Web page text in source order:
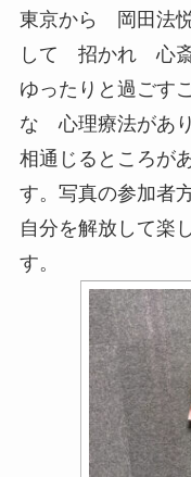
東京から 岡田法
して 招かれ 心斎
ゆったりと過ごす
な 心理療法があ
相通じるところが
す。写真の参加者
自分を解放して楽
す。